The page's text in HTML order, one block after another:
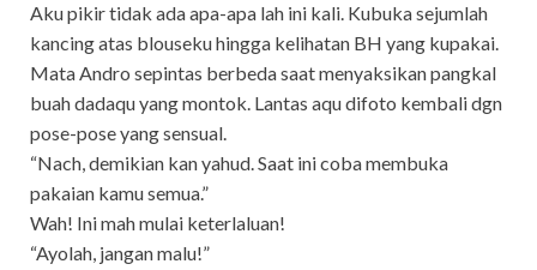
Aku pikir tidak ada apa-apa lah ini kali. Kubuka sejumlah
kancing atas blouseku hingga kelihatan BH yang kupakai.
Mata Andro sepintas berbeda saat menyaksikan pangkal
buah dadaqu yang montok. Lantas aqu difoto kembali dgn
pose-pose yang sensual.
“Nach, demikian kan yahud. Saat ini coba membuka
pakaian kamu semua.”
Wah! Ini mah mulai keterlaluan!
“Ayolah, jangan malu!”